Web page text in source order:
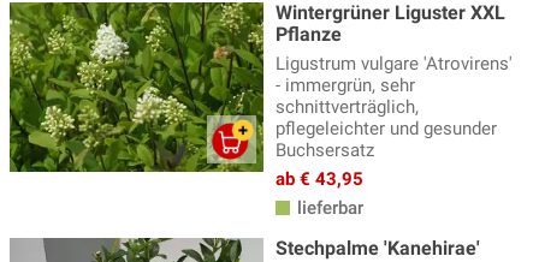
Wintergrüner Liguster XXL
Pflanze
Ligustrum vulgare 'Atrovirens'
- immergrün, sehr
schnittverträglich,
pflegeleichter und gesunder
Buchsersatz
ab € 43,95
lieferbar
Stechpalme 'Kanehirae'